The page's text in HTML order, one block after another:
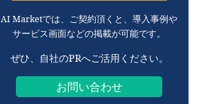
AI Marketでは、ご契約頂くと、導入事例や
サービス画面などの掲載が可能です。
ぜひ、自社のPRへご活用ください。
お問い合わせ